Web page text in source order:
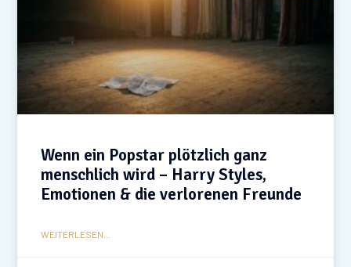
Wenn ein Popstar plötzlich ganz
menschlich wird – Harry Styles,
Emotionen & die verlorenen Freunde
WEITERLESEN...